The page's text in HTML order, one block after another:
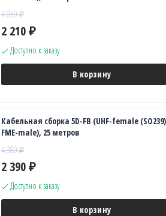
4 050₽
2 210 ₽
Доступно к заказу
В корзину
Кабельная сборка 5D-FB (UHF-female
FME-male), 25 метров
4 380₽
2 390 ₽
Доступно к заказу
В корзину